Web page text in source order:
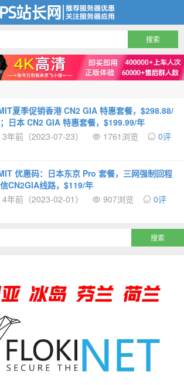
夏季促销香港 CN2 GIA 特惠套餐，$298.88/
日本 CN2 GIA 特惠套餐，$199.99/年
3年前（2023-07-23）
1761浏览
0评
优惠码：日本东京 Pro 套餐，三网强制回程
CN2GIA线路，$119/年
4年前（2023-02-01）
907浏览
0评